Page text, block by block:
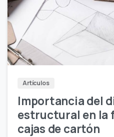
Artículos
Importancia del
estructural en la
cajas de cartón